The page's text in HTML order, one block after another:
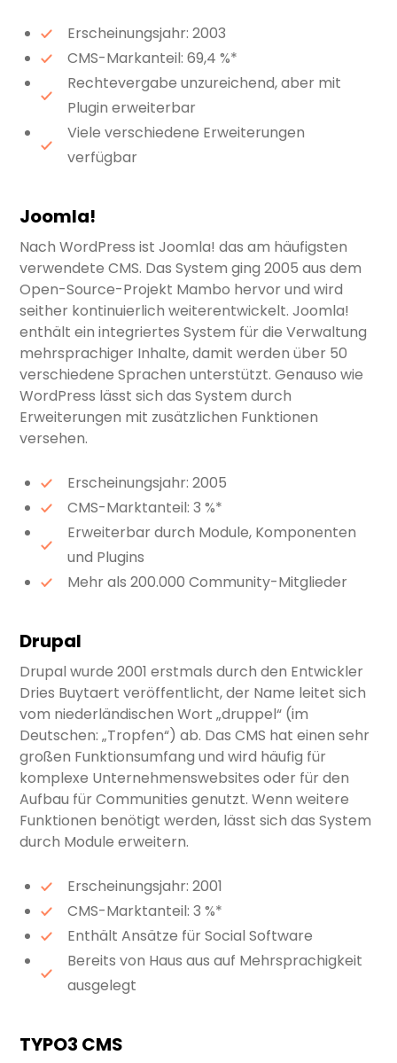
Erscheinungsjahr: 2003
CMS-Markanteil: 69,4 %*
Rechtevergabe unzureichend, aber mit
Plugin erweiterbar
Viele verschiedene Erweiterungen
verfügbar
Joomla!
Nach WordPress ist Joomla! das am häufigsten
verwendete CMS. Das System ging 2005 aus dem
Open-Source-Projekt Mambo hervor und wird
seither kontinuierlich weiterentwickelt. Joomla!
enthält ein integriertes System für die Verwaltung
mehrsprachiger Inhalte, damit werden über 50
verschiedene Sprachen unterstützt. Genauso wie
WordPress lässt sich das System durch
Erweiterungen mit zusätzlichen Funktionen
versehen.
Erscheinungsjahr: 2005
CMS-Marktanteil: 3 %*
Erweiterbar durch Module, Komponenten
und Plugins
Mehr als 200.000 Community-Mitglieder
Drupal
Drupal wurde 2001 erstmals durch den Entwickler
Dries Buytaert veröffentlicht, der Name leitet sich
vom niederländischen Wort „druppel“ (im
Deutschen: „Tropfen“) ab. Das CMS hat einen sehr
großen Funktionsumfang und wird häufig für
komplexe Unternehmenswebsites oder für den
Aufbau für Communities genutzt. Wenn weitere
Funktionen benötigt werden, lässt sich das System
durch Module erweitern.
Erscheinungsjahr: 2001
CMS-Marktanteil: 3 %*
Enthält Ansätze für Social Software
Bereits von Haus aus auf Mehrsprachigkeit
ausgelegt
TYPO3 CMS